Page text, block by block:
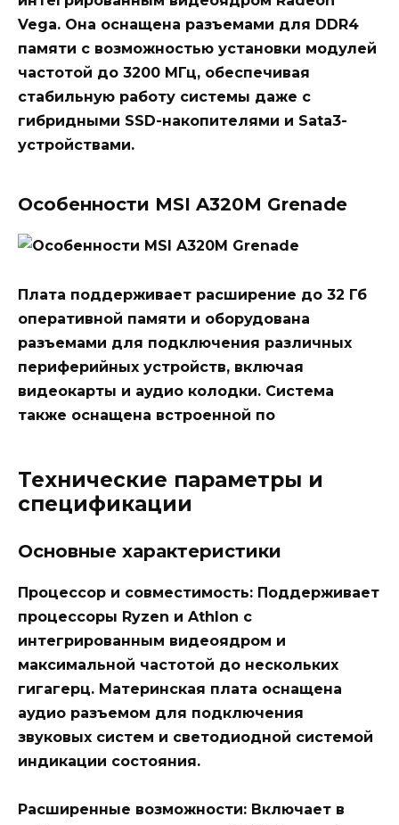
Vega. Она оснащена разъемами для DDR4
памяти с возможностью установки модулей
частотой до 3200 МГц, обеспечивая
стабильную работу системы даже с
гибридными SSD-накопителями и Sata3-
устройствами.
Особенности MSI A320M Grenade
Плата поддерживает расширение до 32 Гб
оперативной памяти и оборудована
разъемами для подключения различных
периферийных устройств, включая
видеокарты и аудио колодки. Система
также оснащена встроенной по
Технические параметры и
спецификации
Основные характеристики
Процессор и совместимость: Поддерживает
процессоры Ryzen и Athlon с
интегрированным видеоядром и
максимальной частотой до нескольких
гигагерц. Материнская плата оснащена
аудио разъемом для подключения
звуковых систем и светодиодной системой
индикации состояния.
Расширенные возможности: Включает в